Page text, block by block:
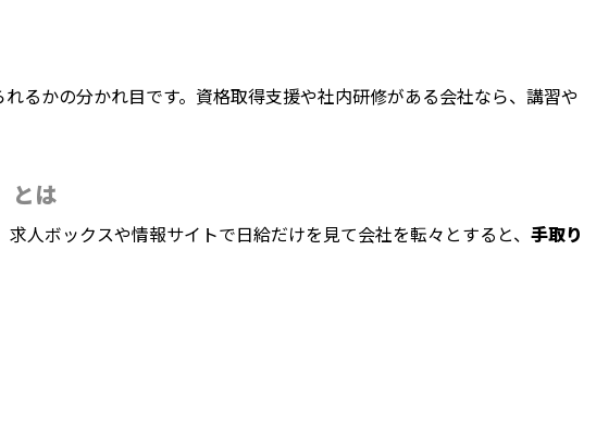
るかの分かれ目です。資格取得支援や社内研修がある会社なら、講習や
とは
人ボックスや情報サイトで日給だけを見て会社を転々とすると、 手取り